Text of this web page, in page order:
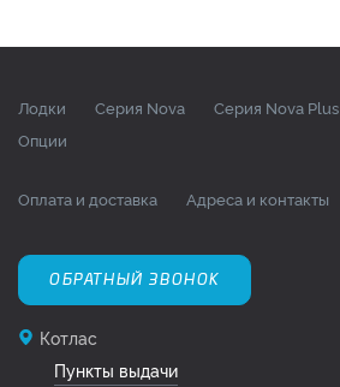
Лодки Серия Nova Серия Nova Plus
Опции
Оплата и доставка Адреса и контакты
ОБРАТНЫЙ ЗВОНОК
Котлас
Пункты выдачи